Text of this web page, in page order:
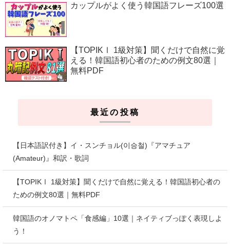
カップルがよく使う韓国語フレーズ100選
【TOPIKⅠ 1級対策】聞くだけで自然に覚
える！韓国語初心者のための例文80選｜
無料PDF
最近の投稿
【日本語訳付き】イ・スンチョル(이승철)『アマチュア
(Amateur)』和訳・歌詞
【TOPIKⅠ 1級対策】聞くだけで自然に覚える！韓国語初心者の
ための例文80選｜無料PDF
韓国語のオノマトペ「食感編」10選｜ネイティブっぽく表現しよ
う！